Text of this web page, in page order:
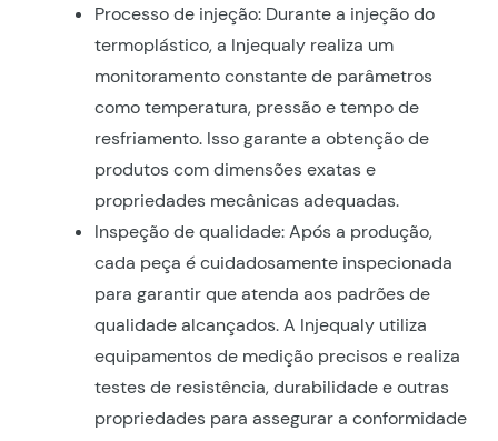
Processo de injeção: Durante a injeção do
termoplástico, a Injequaly realiza um
monitoramento constante de parâmetros
como temperatura, pressão e tempo de
resfriamento. Isso garante a obtenção de
produtos com dimensões exatas e
propriedades mecânicas adequadas.
Inspeção de qualidade: Após a produção,
cada peça é cuidadosamente inspecionada
para garantir que atenda aos padrões de
qualidade alcançados. A Injequaly utiliza
equipamentos de medição precisos e realiza
testes de resistência, durabilidade e outras
propriedades para assegurar a conformidade